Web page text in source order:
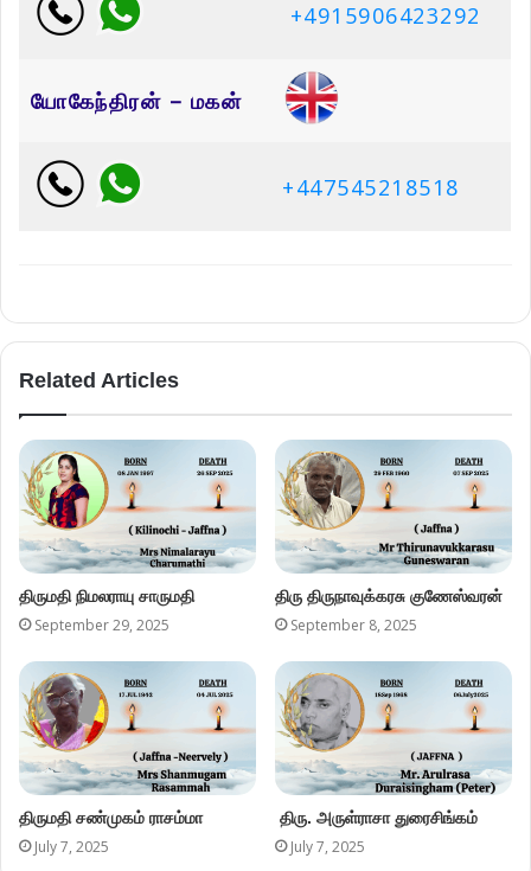
+4915906423292
யோகேந்திரன் – மகன்
+447545218518
Related Articles
திருமதி நிமலராயு சாருமதி
September 29, 2025
திரு திருநாவுக்கரசு குணேஸ்வரன்
September 8, 2025
திருமதி சண்முகம் ராசம்மா
July 7, 2025
திரு. அருள்ராசா துரைசிங்கம்
July 7, 2025